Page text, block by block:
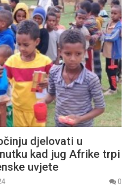
djelovati u
kad jug Afrike trpi
uvjete
0